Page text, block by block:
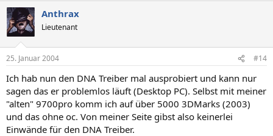
Anthrax
Lieutenant
25. Januar 2004 #14
Ich hab nun den DNA Treiber mal ausprobiert und kann nur
sagen das er problemlos läuft (Desktop PC). Selbst mit meiner
"alten" 9700pro komm ich auf über 5000 3DMarks (2003)
und das ohne oc. Von meiner Seite gibst also keinerlei
Einwände für den DNA Treiber.